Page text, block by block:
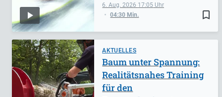
bookmark_border
6. Aug. 2026 17:05
04:30 Min.
AKTUELLES
Baum unter Spannung:
Realitätsnahes Training
für den